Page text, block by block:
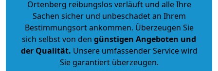
Ortenberg reibungslos verläuft und alle Ihre
Sachen sicher und unbeschadet an Ihrem
Bestimmungsort ankommen. Überzeugen Sie
sich selbst von den günstigen Angeboten und
der Qualität. Unsere umfassender Service wird
Sie garantiert überzeugen.